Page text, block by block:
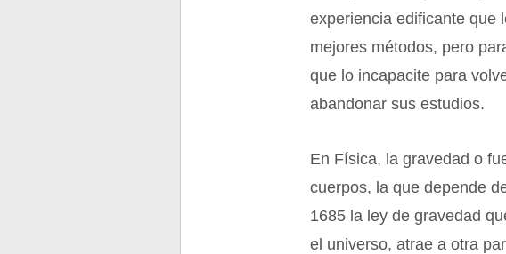
experiencia edificante que
mejores métodos, pero
que lo incapacite para
abandonar sus estudios.
En Física, la gravedad o
cuerpos, la que depende
1685 la ley de gravedad
el universo, atrae a otra